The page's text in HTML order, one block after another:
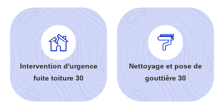
Intervention d'urgence
fuite toiture 30
Nettoyage et pose de
gouttière 30